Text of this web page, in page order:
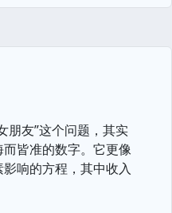
朋友”这个问题，其实
皆准的数字。它更像
响的方程，其中收入